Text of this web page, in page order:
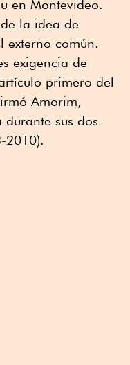
en Montevideo.
la idea de
externo común.
exigencia de
primero del
Amorim,
sus dos
2010).